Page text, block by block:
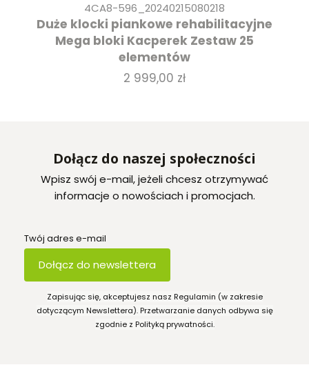
4CA8-596_20240215080218
Duże klocki piankowe rehabilitacyjne
Mega bloki Kacperek Zestaw 25
elementów
Cena
2 999,00 zł
Dołącz do naszej społeczności
Wpisz swój e-mail, jeżeli chcesz otrzymywać
informacje o nowościach i promocjach.
Twój adres e-mail
Dołącz do newslettera
Zapisując się, akceptujesz nasz Regulamin (w zakresie
dotyczącym Newslettera). Przetwarzanie danych odbywa się
zgodnie z Polityką prywatności.